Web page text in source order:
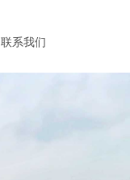
联系我们